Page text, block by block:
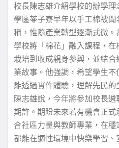
校長陳志雄介紹學校的辦學理
學區苓子寮早年以手工棉被
稱，惟隨產業轉型逐漸式微。
學校將「棉花」融入課程，
栽培到收成親身參與，並結
業故事。他強調，希望學生
能透過實作體驗，理解先民的
陳志雄說，今年將參加校長
期許。期盼未來若有機會正
合社區力量與教師專業，在
都能在適性環境中快樂學習、